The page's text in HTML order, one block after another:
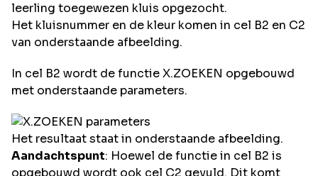
leerling toegewezen kluis opgezocht.
Het kluisnummer en de kleur komen in cel B2 en C2
van onderstaande afbeelding.
In cel B2 wordt de functie X.ZOEKEN opgebouwd
met onderstaande parameters.
Het resultaat staat in onderstaande afbeelding.
Aandachtspunt: Hoewel de functie in cel B2 is
opgebouwd wordt ook cel C2 gevuld. Dit komt